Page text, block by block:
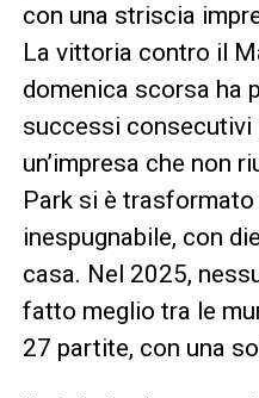
con una striscia
La vittoria contro il
domenica scorsa ha
successi
un’impresa che non
Park si è
inespugnabile, con
casa. Nel 2025,
fatto meglio tra le
27 partite, con una